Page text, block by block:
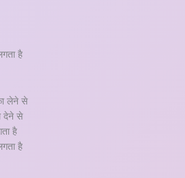
है
लेने से
देने से
है
है